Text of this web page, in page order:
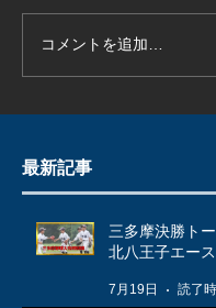
コメントを追加…
最新記事
三多摩決勝ト
北八王子エース
7月19日 読了